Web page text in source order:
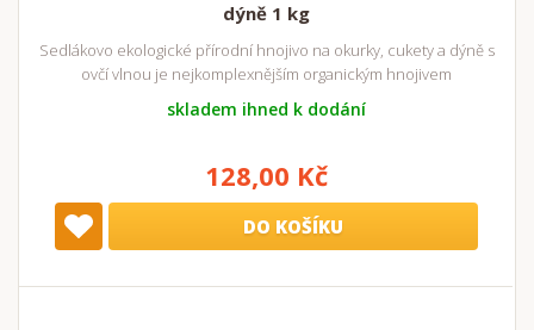
dýně 1 kg
Sedlákovo ekologické přírodní hnojivo na okurky, cukety a dýně s
ovčí vlnou je nejkomplexnějším organickým hnojivem
skladem ihned k dodání
128,00 Kč
DO KOŠÍKU